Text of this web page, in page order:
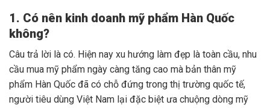
1. Có nên kinh doanh mỹ phẩm Hàn Quốc
không?
Câu trả lời là có. Hiện nay xu hướng làm đẹp là toàn cầu, nhu
cầu mua mỹ phẩm ngày càng tăng cao mà bản thân mỹ
phẩm Hàn Quốc đã có chỗ đứng trong thị trường quốc tế,
người tiêu dùng Việt Nam lại đặc biệt ưa chuộng dòng mỹ